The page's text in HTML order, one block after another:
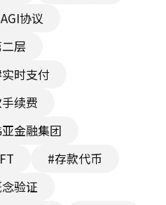
协议
层
时支付
续费
金融集团
#存款代币
验证